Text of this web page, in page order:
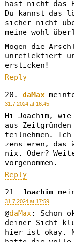
hast nicht das
Du kannst das
sicher nicht
meine wohl
Mögen die
unreflektiert
ersticken!
Reply
daMax
31.7.2024 at 16:45
Hi Joachim,
aus
teilnehmen.
zensieren, das
nix. Oder?
vorgenommen.
Reply
Joachim
31.7.2024 at 17:59
@daMax: Schon
deiner Sicht
hier ist okay.